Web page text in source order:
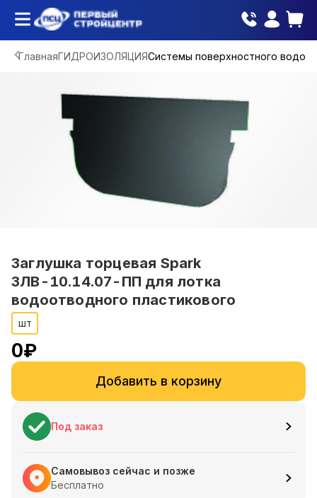
ГлавнаяГИДРОИЗОЛЯЦИЯСистемы поверхностного
Заглушка торцевая Spark
ЗЛВ-10.14.07-ПП для лотка
водоотводного пластикового
шт
0₽
Добавить в корзину
Под заказ
Самовывоз сейчас и позже
Бесплатно